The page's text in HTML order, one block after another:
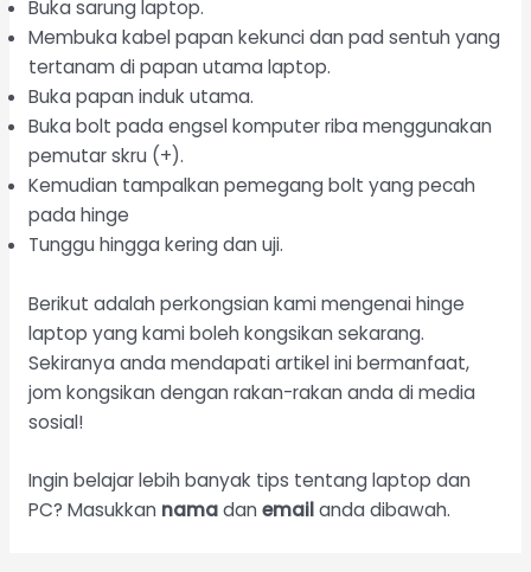
Buka sarung laptop.
Membuka kabel papan kekunci dan pad sentuh yang
tertanam di papan utama laptop.
Buka papan induk utama.
Buka bolt pada engsel komputer riba menggunakan
pemutar skru (+).
Kemudian tampalkan pemegang bolt yang pecah
pada hinge
Tunggu hingga kering dan uji.
Berikut adalah perkongsian kami mengenai hinge
laptop yang kami boleh kongsikan sekarang.
Sekiranya anda mendapati artikel ini bermanfaat,
jom kongsikan dengan rakan-rakan anda di media
sosial!
Ingin belajar lebih banyak tips tentang laptop dan
PC? Masukkan namadan emailanda dibawah.